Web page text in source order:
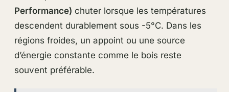
Performance) chuter lorsque les températures
descendent durablement sous -5°C. Dans les
régions froides, un appoint ou une source
d’énergie constante comme le bois reste
souvent préférable.